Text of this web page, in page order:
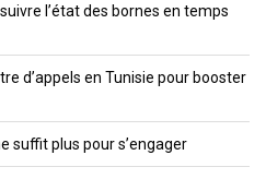
l’état des bornes en temps
d’appels en Tunisie pour booster
suffit plus pour s’engager